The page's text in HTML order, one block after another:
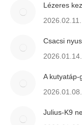
Lézeres
2026.02.11.
Csacsi
2026.01.14.
A
2026.01.08.
Julius-K9